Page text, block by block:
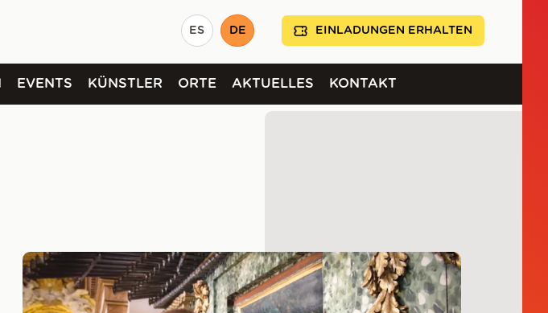
ES DE EINLADUNGEN ERHALTEN
EVENTS KÜNSTLER ORTE AKTUELLES KONTAKT